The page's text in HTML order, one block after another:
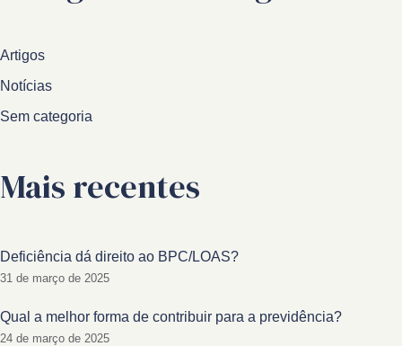
Artigos
Notícias
Sem categoria
Mais recentes
Deficiência dá direito ao BPC/LOAS?
31 de março de 2025
Qual a melhor forma de contribuir para a previdência?
24 de março de 2025